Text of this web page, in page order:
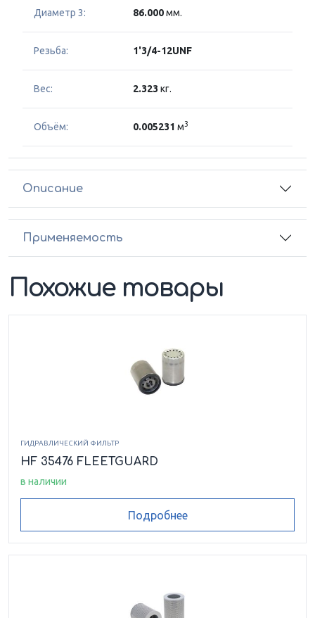
Диаметр 3: 86.000мм.
Резьба: 1'3/4-12UNF
Вес: 2.323 кг.
Объём: 0.005231 м3
Описание
Применяемость
Похожие товары
ГИДРАВЛИЧЕСКИЙ ФИЛЬТР
HF 35476 FLEETGUARD
в наличии
Подробнее